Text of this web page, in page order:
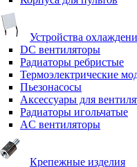
Устройства
DC вентиляторы
Радиаторы ребристые
Термоэлектрические
Пьезонасосы
Аксессуары для
Радиаторы игольчатые
AC вентиляторы
Крепежные изделия